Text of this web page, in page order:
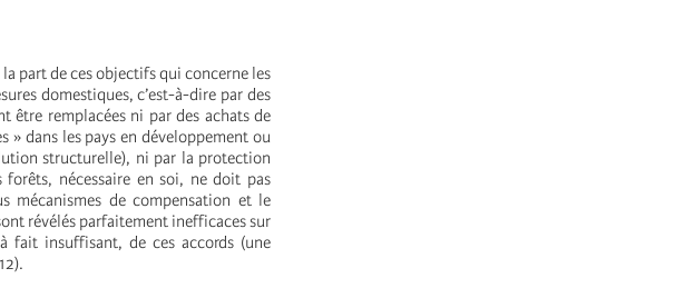
part de ces objectifs qui concerne les
domestiques, c’est-à-dire par des
être remplacées ni par des achats de
» dans les pays en développement ou
structurelle), ni par la protection
forêts, nécessaire en soi, ne doit pas
mécanismes de compensation et le
révélés parfaitement inefficaces sur
fait insuffisant, de ces accords (une